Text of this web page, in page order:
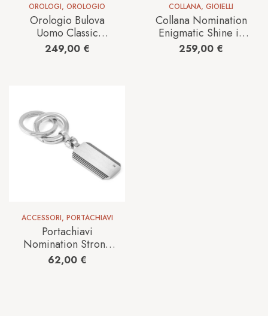
OROLOGI, OROLOGIO
Orologio Bulova
Uomo Classic
Rectangle in Acciaio
98B430
249,00 €
COLLANA, GIOIELLI
Collana Nomination
Enigmatic Shine in
Argento
242406/010
259,00 €
ACCESSORI, PORTACHIAVI
Portachiavi
Nomination Strong
in Acciaio
028349//065
62,00 €